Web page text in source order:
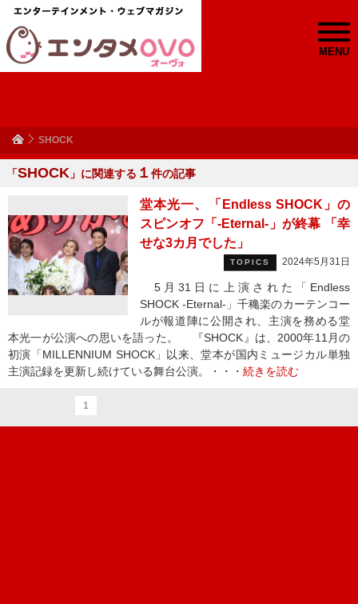
MENU
SHOCK
「SHOCK 」に関連する １ 件の記事
堂本光一、「Endless SHOCK」の
スピンオフ「‐Eternal‐」が終幕 「幸
せな3カ月でした」
TOPICS 2024年5月31日
5月31日に上演された「Endless
SHOCK ‐Eternal‐」千穐楽のカーテンコー
ルが報道陣に公開され、主演を務める堂
本光一が公演への思いを語った。 『SHOCK』は、2000年11月の
初演「MILLENNIUM SHOCK」以来、堂本が国内ミュージカル単独
主演記録を更新し続けている舞台公演。・・・ 続きを読む
1